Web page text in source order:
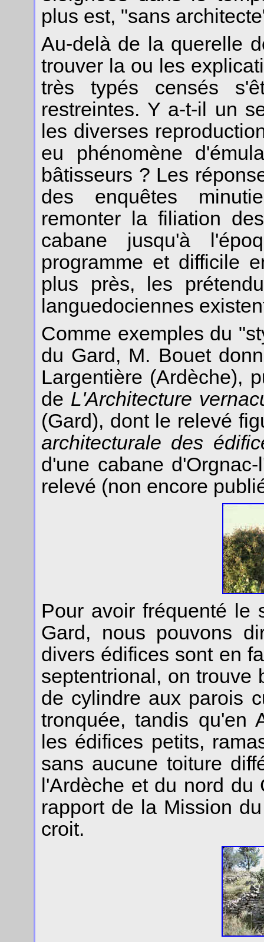
plus est, "sans
Au-delà de la querelle
trouver la ou les
très typés censés
restreintes. Y a-t-il un
les diverses
eu phénomène
bâtisseurs ? Les
des enquêtes
remonter la filiation
cabane jusqu'à
programme et difficile
plus près, les
languedociennes
Comme exemples du
du Gard, M. Bouet
Largentière (Ardèche),
de L'Architecture
(Gard), dont le relevé
architecturale des
d'une cabane
relevé (non encore
Pour avoir fréquenté le
Gard, nous pouvons
divers édifices sont en
septentrional, on trouve
de cylindre aux parois
tronquée, tandis qu'en
les édifices petits,
sans aucune toiture
l'Ardèche et du nord
rapport de la Mission
croit.